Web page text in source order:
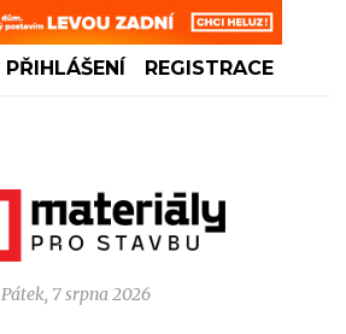
PŘIHLÁŠENÍ REGISTRACE
Pátek, 7 srpna 2026